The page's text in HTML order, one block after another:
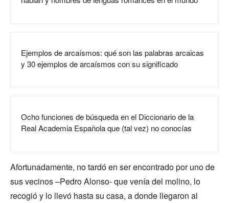
Ejemplos de arcaísmos: qué son las palabras arcaicas
y 30 ejemplos de arcaísmos con su significado
Ocho funciones de búsqueda en el Diccionario de la
Real Academia Española que (tal vez) no conocías
Afortunadamente, no tardó en ser encontrado por uno de
sus vecinos –Pedro Alonso- que venía del molino, lo
recogió y lo llevó hasta su casa, a donde llegaron al